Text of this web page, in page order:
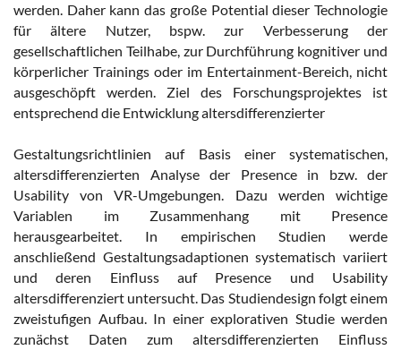
werden. Daher kann das große Potential dieser Technologie
für ältere Nutzer, bspw. zur Verbesserung der
gesellschaftlichen Teilhabe, zur Durchführung kognitiver und
körperlicher Trainings oder im Entertainment-Bereich, nicht
ausgeschöpft werden. Ziel des Forschungsprojektes ist
entsprechend die Entwicklung altersdifferenzierter
Gestaltungsrichtlinien auf Basis einer systematischen,
altersdifferenzierten Analyse der Presence in bzw. der
Usability von VR-Umgebungen. Dazu werden wichtige
Variablen im Zusammenhang mit Presence
herausgearbeitet. In empirischen Studien werde
anschließend Gestaltungsadaptionen systematisch variiert
und deren Einfluss auf Presence und Usability
altersdifferenziert untersucht. Das Studiendesign folgt einem
zweistufigen Aufbau. In einer explorativen Studie werden
zunächst Daten zum altersdifferenzierten Einfluss